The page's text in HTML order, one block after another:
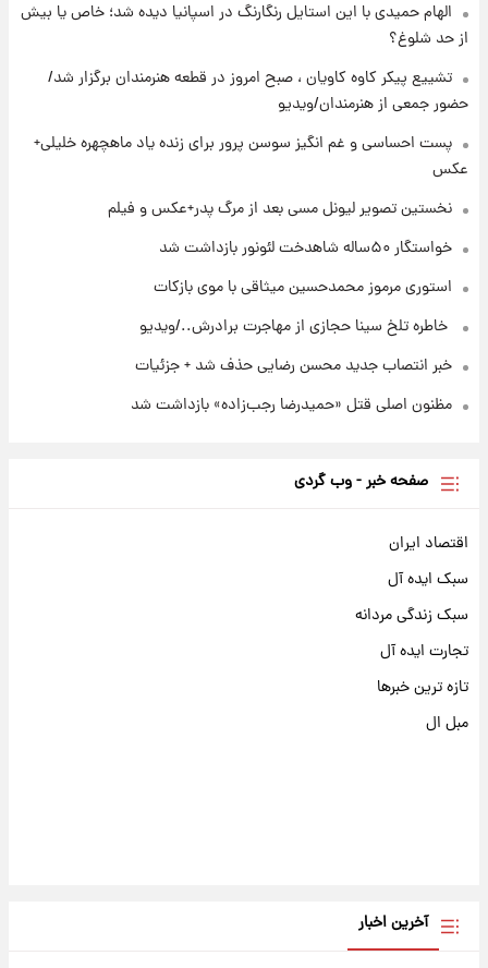
پدر+عکس و فیلم
۲۲ ساعت پیش
استوری مرموز محمدحسین میثاقی با موی
الهام حمیدی با این استایل رنگارنگ در اسپانیا دیده شد؛ خاص یا بیش
از حد شلوغ؟
تشییع پیکر کاوه کاویان ، صبح امروز در قطعه هنرمندان برگزار شد/
حضور جمعی از هنرمندان/ویدیو
پست احساسی و غم انگیز سوسن پرور برای زنده یاد ماهچهره خلیلی+
عکس
نخستین تصویر لیونل مسی بعد از مرگ پدر+عکس و فیلم
خواستگار ۵۰ساله شاهدخت لئونور بازداشت شد
استوری مرموز محمدحسین میثاقی با موی بازکات
⁨ خاطره تلخ سینا حجازی از مهاجرت برادرش../ویدیو
خبر انتصاب جدید محسن رضایی حذف شد + جزئیات
مظنون اصلی قتل «حمیدرضا رجب‌زاده» بازداشت شد
صفحه خبر - وب گردی
اقتصاد ایران
سبک ایده آل
سبک زندگی مردانه
تجارت ایده آل
تازه ترین خبرها
مبل ال
آخرین اخبار